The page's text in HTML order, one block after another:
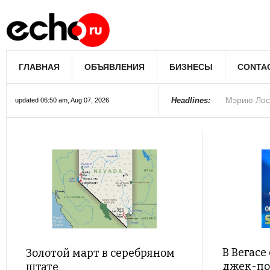
ГЛАВНАЯ ОБЪЯВЛЕНИЯ БИЗНЕСЫ
updated 06:50 am, Aug 07, 2026 Headlines:
Мэрию
Более 300
В округе
Фермеры
В Лас-
Раскрыты
Ариана
Стало
В Госдуме
Золотой март в серебряном
штате
В
джек-